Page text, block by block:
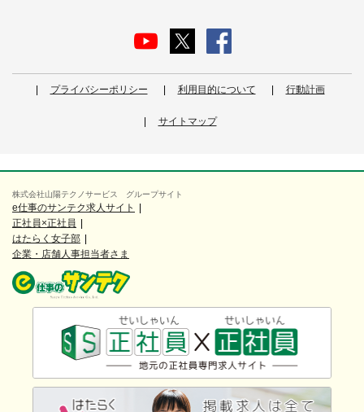
プライバシーポリシー 利用目的について 行動計画
サイトマップ
株式会社山陽テクノサービス グループサイト
e仕事のサンテク求人サイト
正社員×正社員
はたらく女子部
企業・店舗人事担当者さま